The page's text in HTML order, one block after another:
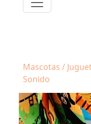
Mascotas /
Sonido